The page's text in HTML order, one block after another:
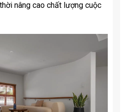
nâng cao chất lượng cuộc